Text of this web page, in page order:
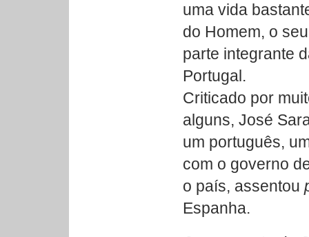
uma vida
do Homem, o
parte integrante
Portugal.
Criticado por
alguns, José
um português,
com o governo
o país, assentou
Espanha.